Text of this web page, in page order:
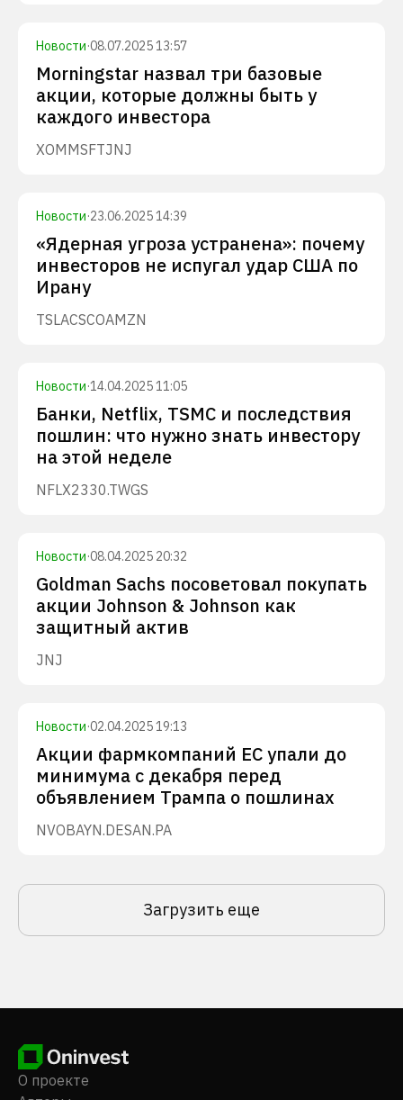
Новости·08.07.2025 13:57
Morningstar назвал три базовые
акции, которые должны быть у
каждого инвестора
XOMMSFTJNJ
Новости·23.06.2025 14:39
«Ядерная угроза устранена»: почему
инвесторов не испугал удар США по
Ирану
TSLACSCOAMZN
Новости·14.04.2025 11:05
Банки, Netflix, TSMC и последствия
пошлин: что нужно знать инвестору
на этой неделе
NFLX2330.TWGS
Новости·08.04.2025 20:32
Goldman Sachs посоветовал покупать
акции Johnson & Johnson как
защитный актив
JNJ
Новости·02.04.2025 19:13
Акции фармкомпаний ЕС упали до
минимума с декабря перед
объявлением Трампа о пошлинах
NVOBAYN.DESAN.PA
Загрузить еще
О проекте